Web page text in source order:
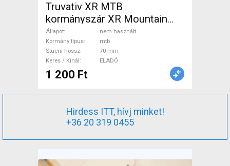
Truvativ XR MTB
kormányszár XR Mountain
Bike Alkatrész, MTB Kormány
/ Stucni / Markolat nem
használt ELADÓ
Állapot
nem használt
Kormány típus
mtb
Stucni hossz
70 mm
Keres / Kínál
ELADÓ
1 200 Ft
Hirdess ITT, hívj minket!
+36 20 319 0455